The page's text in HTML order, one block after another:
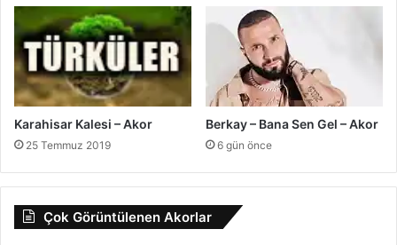
Karahisar Kalesi – Akor
25 Temmuz 2019
Berkay – Bana Sen Gel – Akor
6 gün önce
Çok Görüntülenen Akorlar